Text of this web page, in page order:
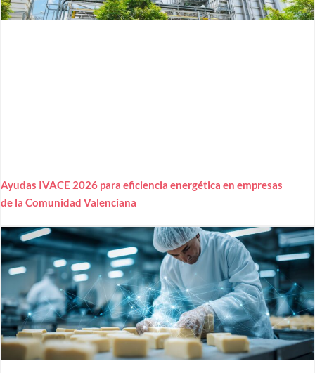
Ayudas IVACE 2026 para eficiencia energética en empresas
de la Comunidad Valenciana